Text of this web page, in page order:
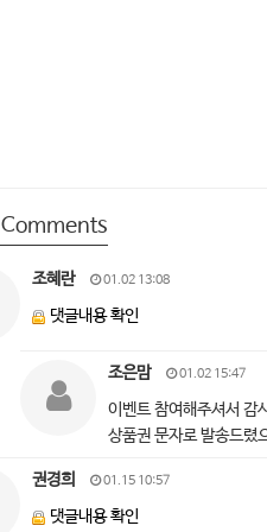
Comments
조혜란 01.02 13:08
댓글내용 확인
조은맘 01.02 15:47
이벤트 참여해주셔서 감
상품권 문자로 발송드
권경희 01.15 10:57
댓글내용 확인